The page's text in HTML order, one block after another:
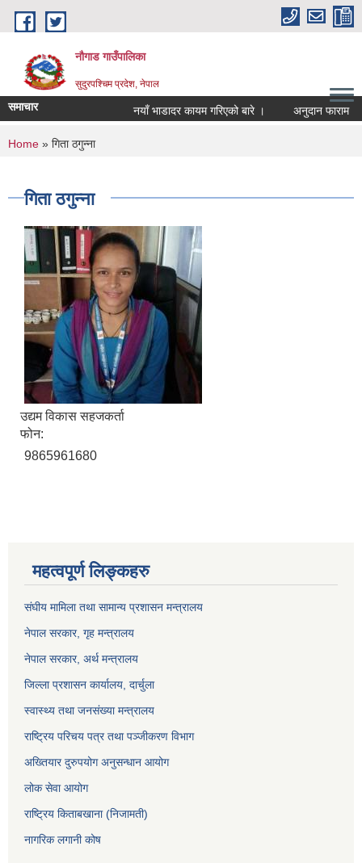
Skip to main content
नौगाड गाउँपालिका
सुदुरपश्चिम प्रदेश, नेपाल
समाचार नयाँ भाडादर कायम गरिएको बारे । अनुदान फाराम
You are here
Home » गिता ठगुन्ना
गिता ठगुन्ना
उद्यम विकास सहजकर्ता
फोन:
9865961680
महत्वपूर्ण लिङ्कहरु
संघीय मामिला तथा सामान्य प्रशासन मन्त्रालय
नेपाल सरकार, गृह मन्त्रालय
नेपाल सरकार, अर्थ मन्त्रालय
जिल्ला प्रशासन कार्यालय, दार्चुला
स्वास्थ्य तथा जनसंख्या मन्त्रालय
राष्ट्रिय परिचय पत्र तथा पञ्जीकरण विभाग
अख्तियार दुरुपयोग अनुसन्धान आयोग
लोक सेवा आयोग
राष्ट्रिय किताबखाना (निजामती)
नागरिक लगानी कोष